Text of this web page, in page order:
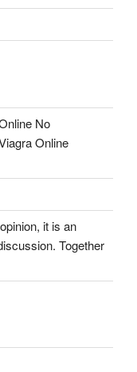
No
Online
it is an
Together